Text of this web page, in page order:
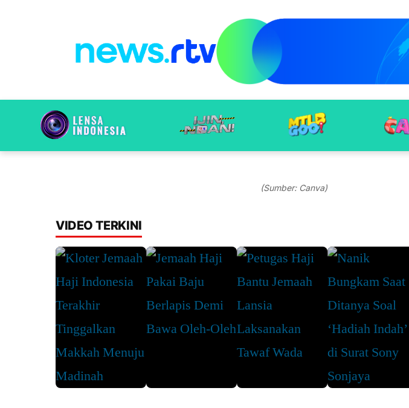
(Sumber: Canva)
VIDEO TERKINI